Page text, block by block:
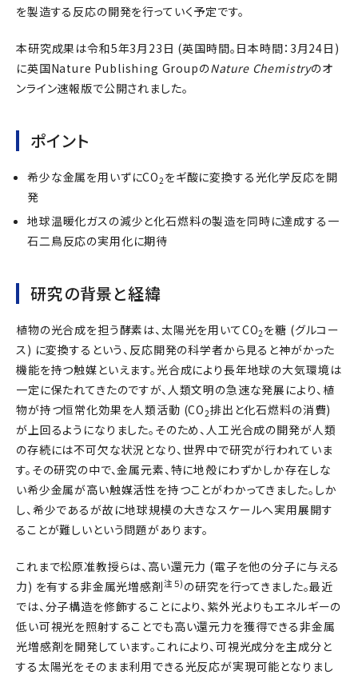
を製造する反応の開発を行っていく予定です。
本研究成果は令和5年3月23日 (英国時間。日本時間：3月24日)
に英国Nature Publishing GroupのNature Chemistryのオ
ンライン速報版で公開されました。
ポイント
希少な金属を用いずにCO2 をギ酸に変換する光化学反応を開
発
地球温暖化ガスの減少と化石燃料の製造を同時に達成する一
石二鳥反応の実用化に期待
研究の背景と経緯
植物の光合成を担う酵素は、太陽光を用いてCO2 を糖 (グルコー
ス) に変換するという、反応開発の科学者から見ると神がかった
機能を持つ触媒といえます。光合成により長年地球の大気環境は
一定に保たれてきたのですが、人類文明の急速な発展により、植
物が持つ恒常化効果を人類活動 (CO2排出と化石燃料の消費)
が上回るようになりました。そのため、人工光合成の開発が人類
の存続には不可欠な状況となり、世界中で研究が行われていま
す。その研究の中で、金属元素、特に地殻にわずかしか存在しな
い希少金属が高い触媒活性を持つことがわかってきました。しか
し、希少であるが故に地球規模の大きなスケールへ実用展開す
ることが難しいという問題があります。
これまで松原准教授らは、高い還元力 (電子を他の分子に与える
力) を有する非金属光増感剤注５) の研究を行ってきました。最近
では、分子構造を修飾することにより、紫外光よりもエネルギーの
低い可視光を照射することでも高い還元力を獲得できる非金属
光増感剤を開発しています。これにより、可視光成分を主成分と
する太陽光をそのまま利用できる光反応が実現可能となりまし